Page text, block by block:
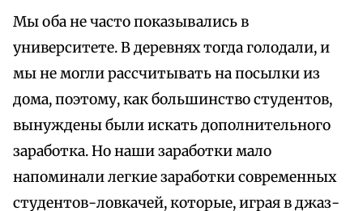
Мы оба не часто показывались в
университете. В деревнях тогда голодали, и
мы не могли рассчитывать на посылки из
дома, поэтому, как большинство студентов,
вынуждены были искать дополнительного
заработка. Но наши заработки мало
напоминали легкие заработки современных
студентов-ловкачей, которые, играя в джаз-